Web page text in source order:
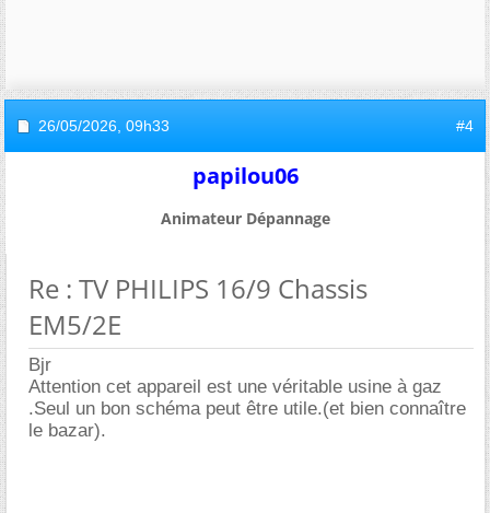
26/05/2026, 09h33 #4
papilou06
Animateur Dépannage
Re : TV PHILIPS 16/9 Chassis
EM5/2E
Bjr
Attention cet appareil est une véritable usine à gaz
.Seul un bon schéma peut être utile.(et bien connaître
le bazar).